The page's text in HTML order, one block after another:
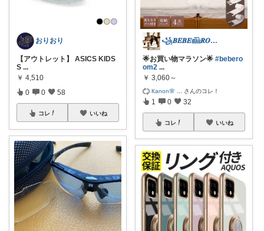
おりおり
【アウトレット】 ASICS KIDS
S ...
￥ 4,510
0 0 58
コレ いいね
꧁𝑩𝑬𝑩𝑬𓊝𝑹𝑶𝑶𝑴꧂
🌟お買い物マラソン🌟 #bebero
om2 ...
￥ 3,060～
Кanon🌸 さんのコレ！
1 0 32
コレ いいね